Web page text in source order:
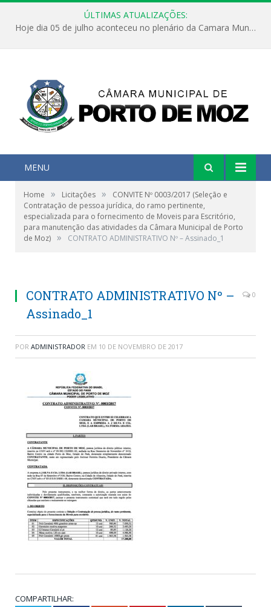
ÚLTIMAS ATUALIZAÇÕES:
Hoje dia 05 de julho aconteceu no plenário da Camara Municipal de Porto de Moz a Sessão Solene de Abertura dos Trabalhos Legislativos 2º Período da 23ª Legislatura
MENU
Home » Licitações »
CONVITE Nº 0003/2017 (Seleção e
Contratação de pessoa jurídica, do ramo pertinente,
especializada para o fornecimento de Moveis para Escritório,
para manutenção das atividades da Câmara Municipal de Porto
de Moz) » CONTRATO ADMINISTRATIVO Nº – Assinado_1
CONTRATO ADMINISTRATIVO Nº –
Assinado_1
0
POR ADMINISTRADOR EM 10 DE NOVEMBRO DE 2017
COMPARTILHAR: